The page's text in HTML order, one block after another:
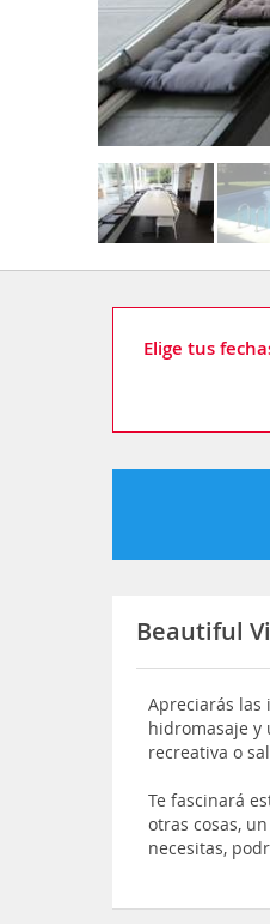
Elige tus
Beautiful
Apreciarás las
hidromasaje y
recreativa o
Te fascinará
otras cosas,
necesitas,